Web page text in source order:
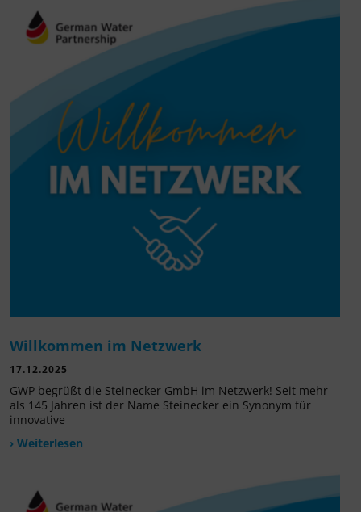
Willkommen im Netzwerk
17.12.2025
GWP begrüßt die Steinecker GmbH im Netzwerk! Seit mehr
als 145 Jahren ist der Name Steinecker ein Synonym für
innovative
› Weiterlesen